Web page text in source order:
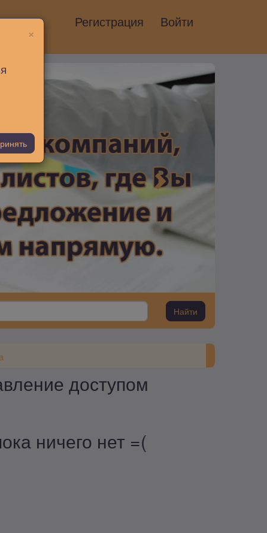
Регистрация Войти
Найти
доступом
ничего нет =(
×